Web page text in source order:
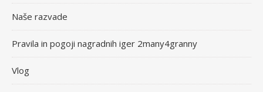
Naše razvade
Pravila in pogoji nagradnih iger 2many4granny
Vlog